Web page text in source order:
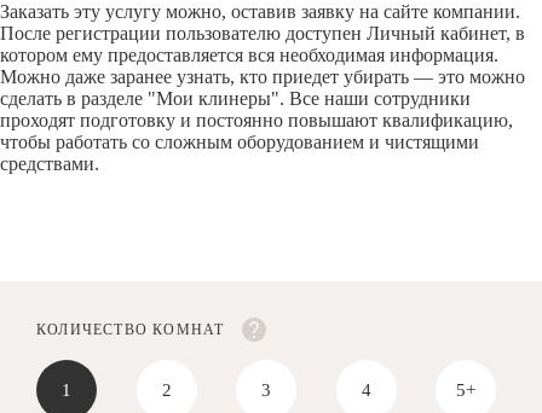
Заказать эту услугу можно, оставив заявку на сайте компании.
После регистрации пользователю доступен Личный кабинет, в
котором ему предоставляется вся необходимая информация.
Можно даже заранее узнать, кто приедет убирать — это можно
сделать в разделе "Мои клинеры". Все наши сотрудники
проходят подготовку и постоянно повышают квалификацию,
чтобы работать со сложным оборудованием и чистящими
средствами.
КОЛИЧЕСТВО КОМНАТ
1 2 3 4 5+